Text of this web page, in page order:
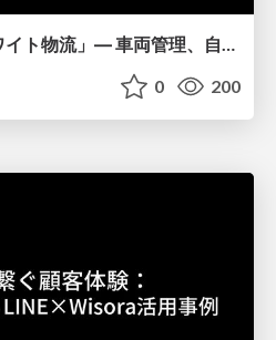
カメラ×AIで挑む「ホワイト物流」― 車両管理、自動化の壁と突破口【SORACOM Discovery 2026】
0 200